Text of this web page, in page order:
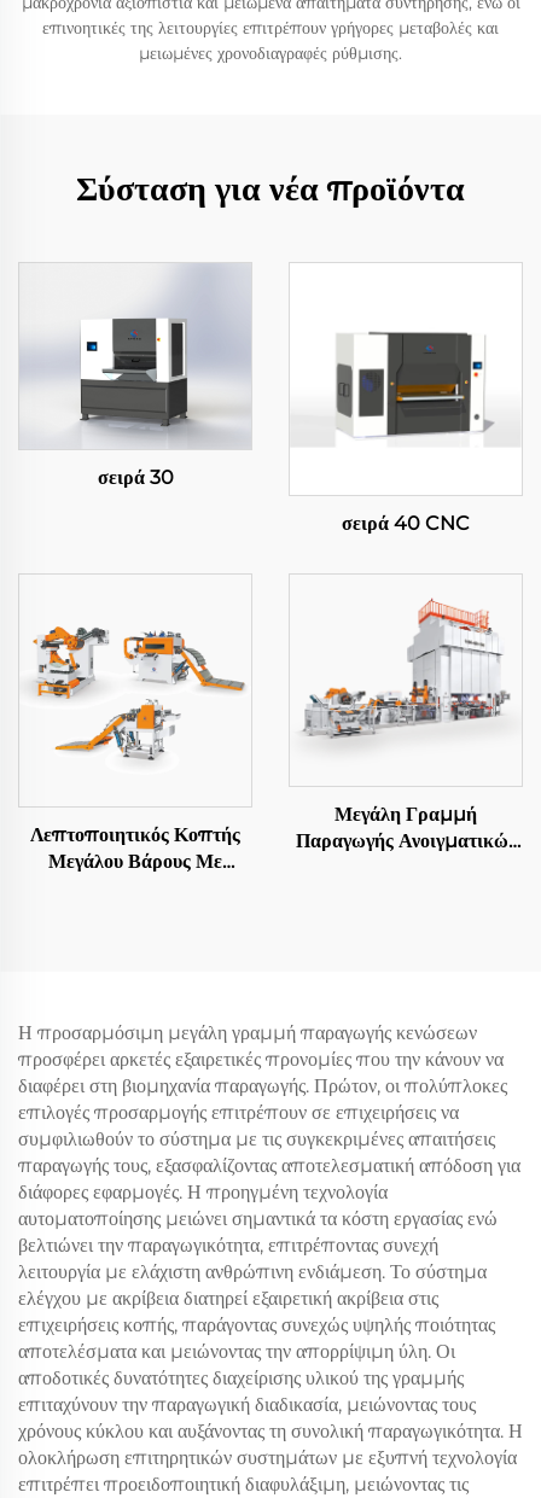
επινοητικές της λειτουργίες επιτρέπουν γρήγορες μεταβολές και
μειωμένες χρονοδιαγραφές ρύθμισης.
Σύσταση για νέα προϊόντα
σειρά 30
σειρά 40 CNC
Λεπτοποιητικός Κοπτής
Μεγάλου Βάρους Με
Μεγάλη Γραμμή
Παραγωγής Ανοιγματικών
Η προσαρμόσιμη μεγάλη γραμμή παραγωγής κενώσεων
προσφέρει αρκετές εξαιρετικές προνομίες που την κάνουν να
διαφέρει στη βιομηχανία παραγωγής. Πρώτον, οι πολύπλοκες
επιλογές προσαρμογής επιτρέπουν σε επιχειρήσεις να
συμφιλιωθούν το σύστημα με τις συγκεκριμένες απαιτήσεις
παραγωγής τους, εξασφαλίζοντας αποτελεσματική απόδοση για
διάφορες εφαρμογές. Η προηγμένη τεχνολογία
αυτοματοποίησης μειώνει σημαντικά τα κόστη εργασίας ενώ
βελτιώνει την παραγωγικότητα, επιτρέποντας συνεχή
λειτουργία με ελάχιστη ανθρώπινη ενδιάμεση. Το σύστημα
ελέγχου με ακρίβεια διατηρεί εξαιρετική ακρίβεια στις
επιχειρήσεις κοπής, παράγοντας συνεχώς υψηλής ποιότητας
αποτελέσματα και μειώνοντας την απορρίψιμη ύλη. Οι
αποδοτικές δυνατότητες διαχείρισης υλικού της γραμμής
επιταχύνουν την παραγωγική διαδικασία, μειώνοντας τους
χρόνους κύκλου και αυξάνοντας τη συνολική παραγωγικότητα. Η
ολοκλήρωση επιτηρητικών συστημάτων με εξυπνή τεχνολογία
επιτρέπει προειδοποιητική διαφυλάξιμη, μειώνοντας τις